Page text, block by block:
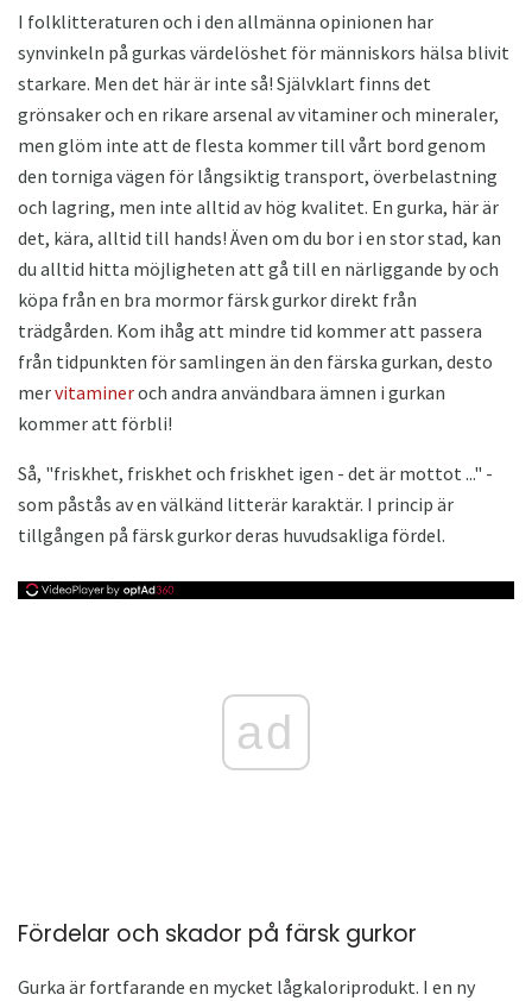
I folklitteraturen och i den allmänna opinionen har
synvinkeln på gurkas värdelöshet för människors hälsa blivit
starkare. Men det här är inte så! Självklart finns det
grönsaker och en rikare arsenal av vitaminer och mineraler,
men glöm inte att de flesta kommer till vårt bord genom
den torniga vägen för långsiktig transport, överbelastning
och lagring, men inte alltid av hög kvalitet. En gurka, här är
det, kära, alltid till hands! Även om du bor i en stor stad, kan
du alltid hitta möjligheten att gå till en närliggande by och
köpa från en bra mormor färsk gurkor direkt från
trädgården. Kom ihåg att mindre tid kommer att passera
från tidpunkten för samlingen än den färska gurkan, desto
mervitamineroch andra användbara ämnen i gurkan
kommer att förbli!
Så, "friskhet, friskhet och friskhet igen - det är mottot ..." -
som påstås av en välkänd litterär karaktär. I princip är
tillgången på färsk gurkor deras huvudsakliga fördel.
ad
Fördelar och skador på färsk gurkor
Gurka är fortfarande en mycket lågkaloriprodukt. I en ny